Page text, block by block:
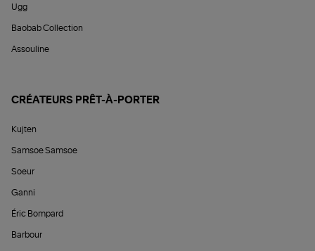
Ugg
Baobab Collection
Assouline
CRÉATEURS PRÊT-À-PORTER
Kujten
Samsoe Samsoe
Soeur
Ganni
Éric Bompard
Barbour